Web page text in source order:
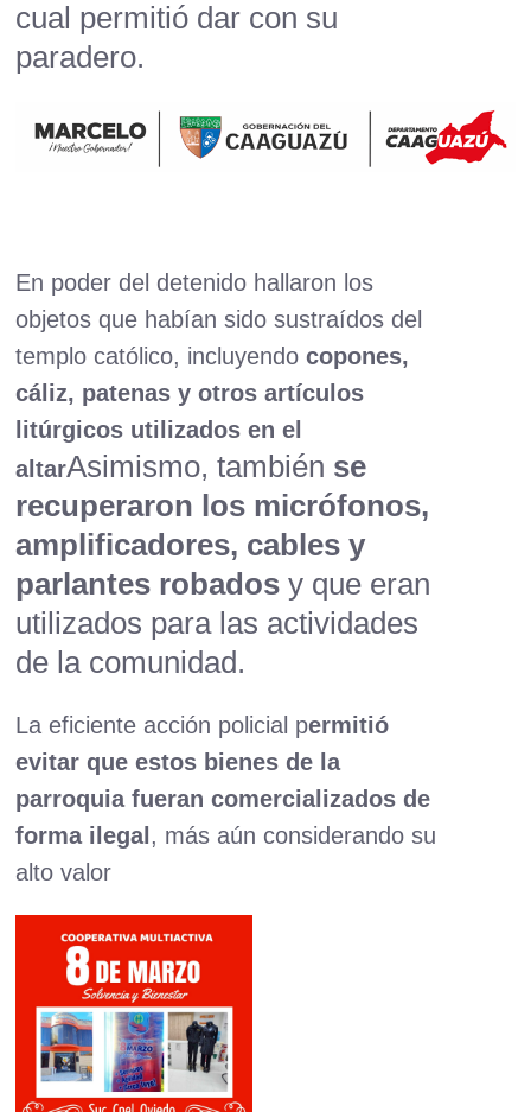
cual permitió dar con su
paradero.
En poder del detenido hallaron los
objetos que habían sido sustraídos del
templo católico, incluyendo copones,
cáliz, patenas y otros artículos
litúrgicos utilizados en el
altarAsimismo, también se
recuperaron los micrófonos,
amplificadores, cables y
parlantes robados y que eran
utilizados para las actividades
de la comunidad.
La eficiente acción policial permitió
evitar que estos bienes de la
parroquia fueran comercializados de
forma ilegal , más aún considerando su
alto valor